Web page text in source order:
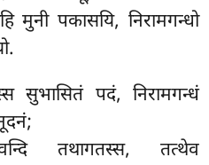
मुनी पकासयि, निरामगन्धो
सुभासितं पदं, निरामगन्धं
तथागतस्स, तत्थेव